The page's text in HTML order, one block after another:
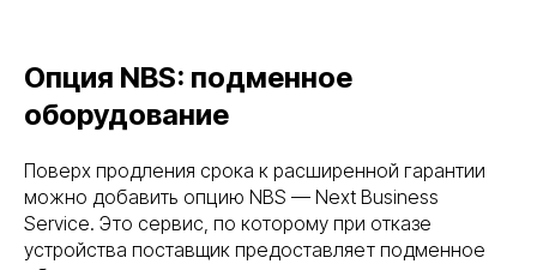
Опция NBS: подменное
оборудование
Поверх продления срока к расширенной гарантии
можно добавить опцию NBS — Next Business
Service. Это сервис, по которому при отказе
устройства поставщик предоставляет подменное